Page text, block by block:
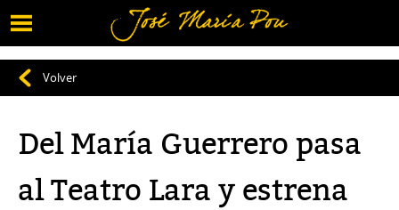
Vuelve al contenido
Volver
Del María Guerrero pasa
al Teatro Lara y estrena